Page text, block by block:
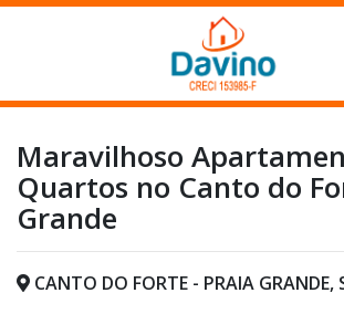
Maravilhoso
Quartos no Canto do
Grande
CANTO DO FORTE - PRAIA GRANDE,